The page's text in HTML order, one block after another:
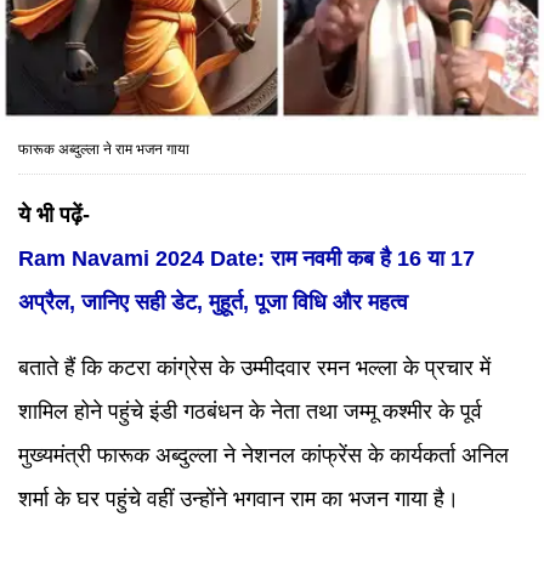
फारूक अब्दुल्ला ने राम भजन गाया
ये भी पढ़ें-
Ram Navami 2024 Date: राम नवमी कब है 16 या 17
अप्रैल, जानिए सही डेट, मुहूर्त, पूजा विधि और महत्व
बताते हैं कि कटरा कांग्रेस के उम्मीदवार रमन भल्ला के प्रचार में
शामिल होने पहुंचे इंडी गठबंधन के नेता तथा जम्मू कश्मीर के पूर्व
मुख्यमंत्री फारूक अब्दुल्ला ने नेशनल कांफ्रेंस के कार्यकर्ता अनिल
शर्मा के घर पहुंचे वहीं उन्होंने भगवान राम का भजन गाया है।